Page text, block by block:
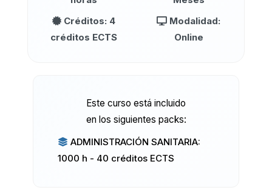
Créditos: 4
créditos ECTS
Modalidad:
Online
Este curso está incluido
en los siguientes packs:
ADMINISTRACIÓN SANITARIA:
1000 h - 40 créditos ECTS